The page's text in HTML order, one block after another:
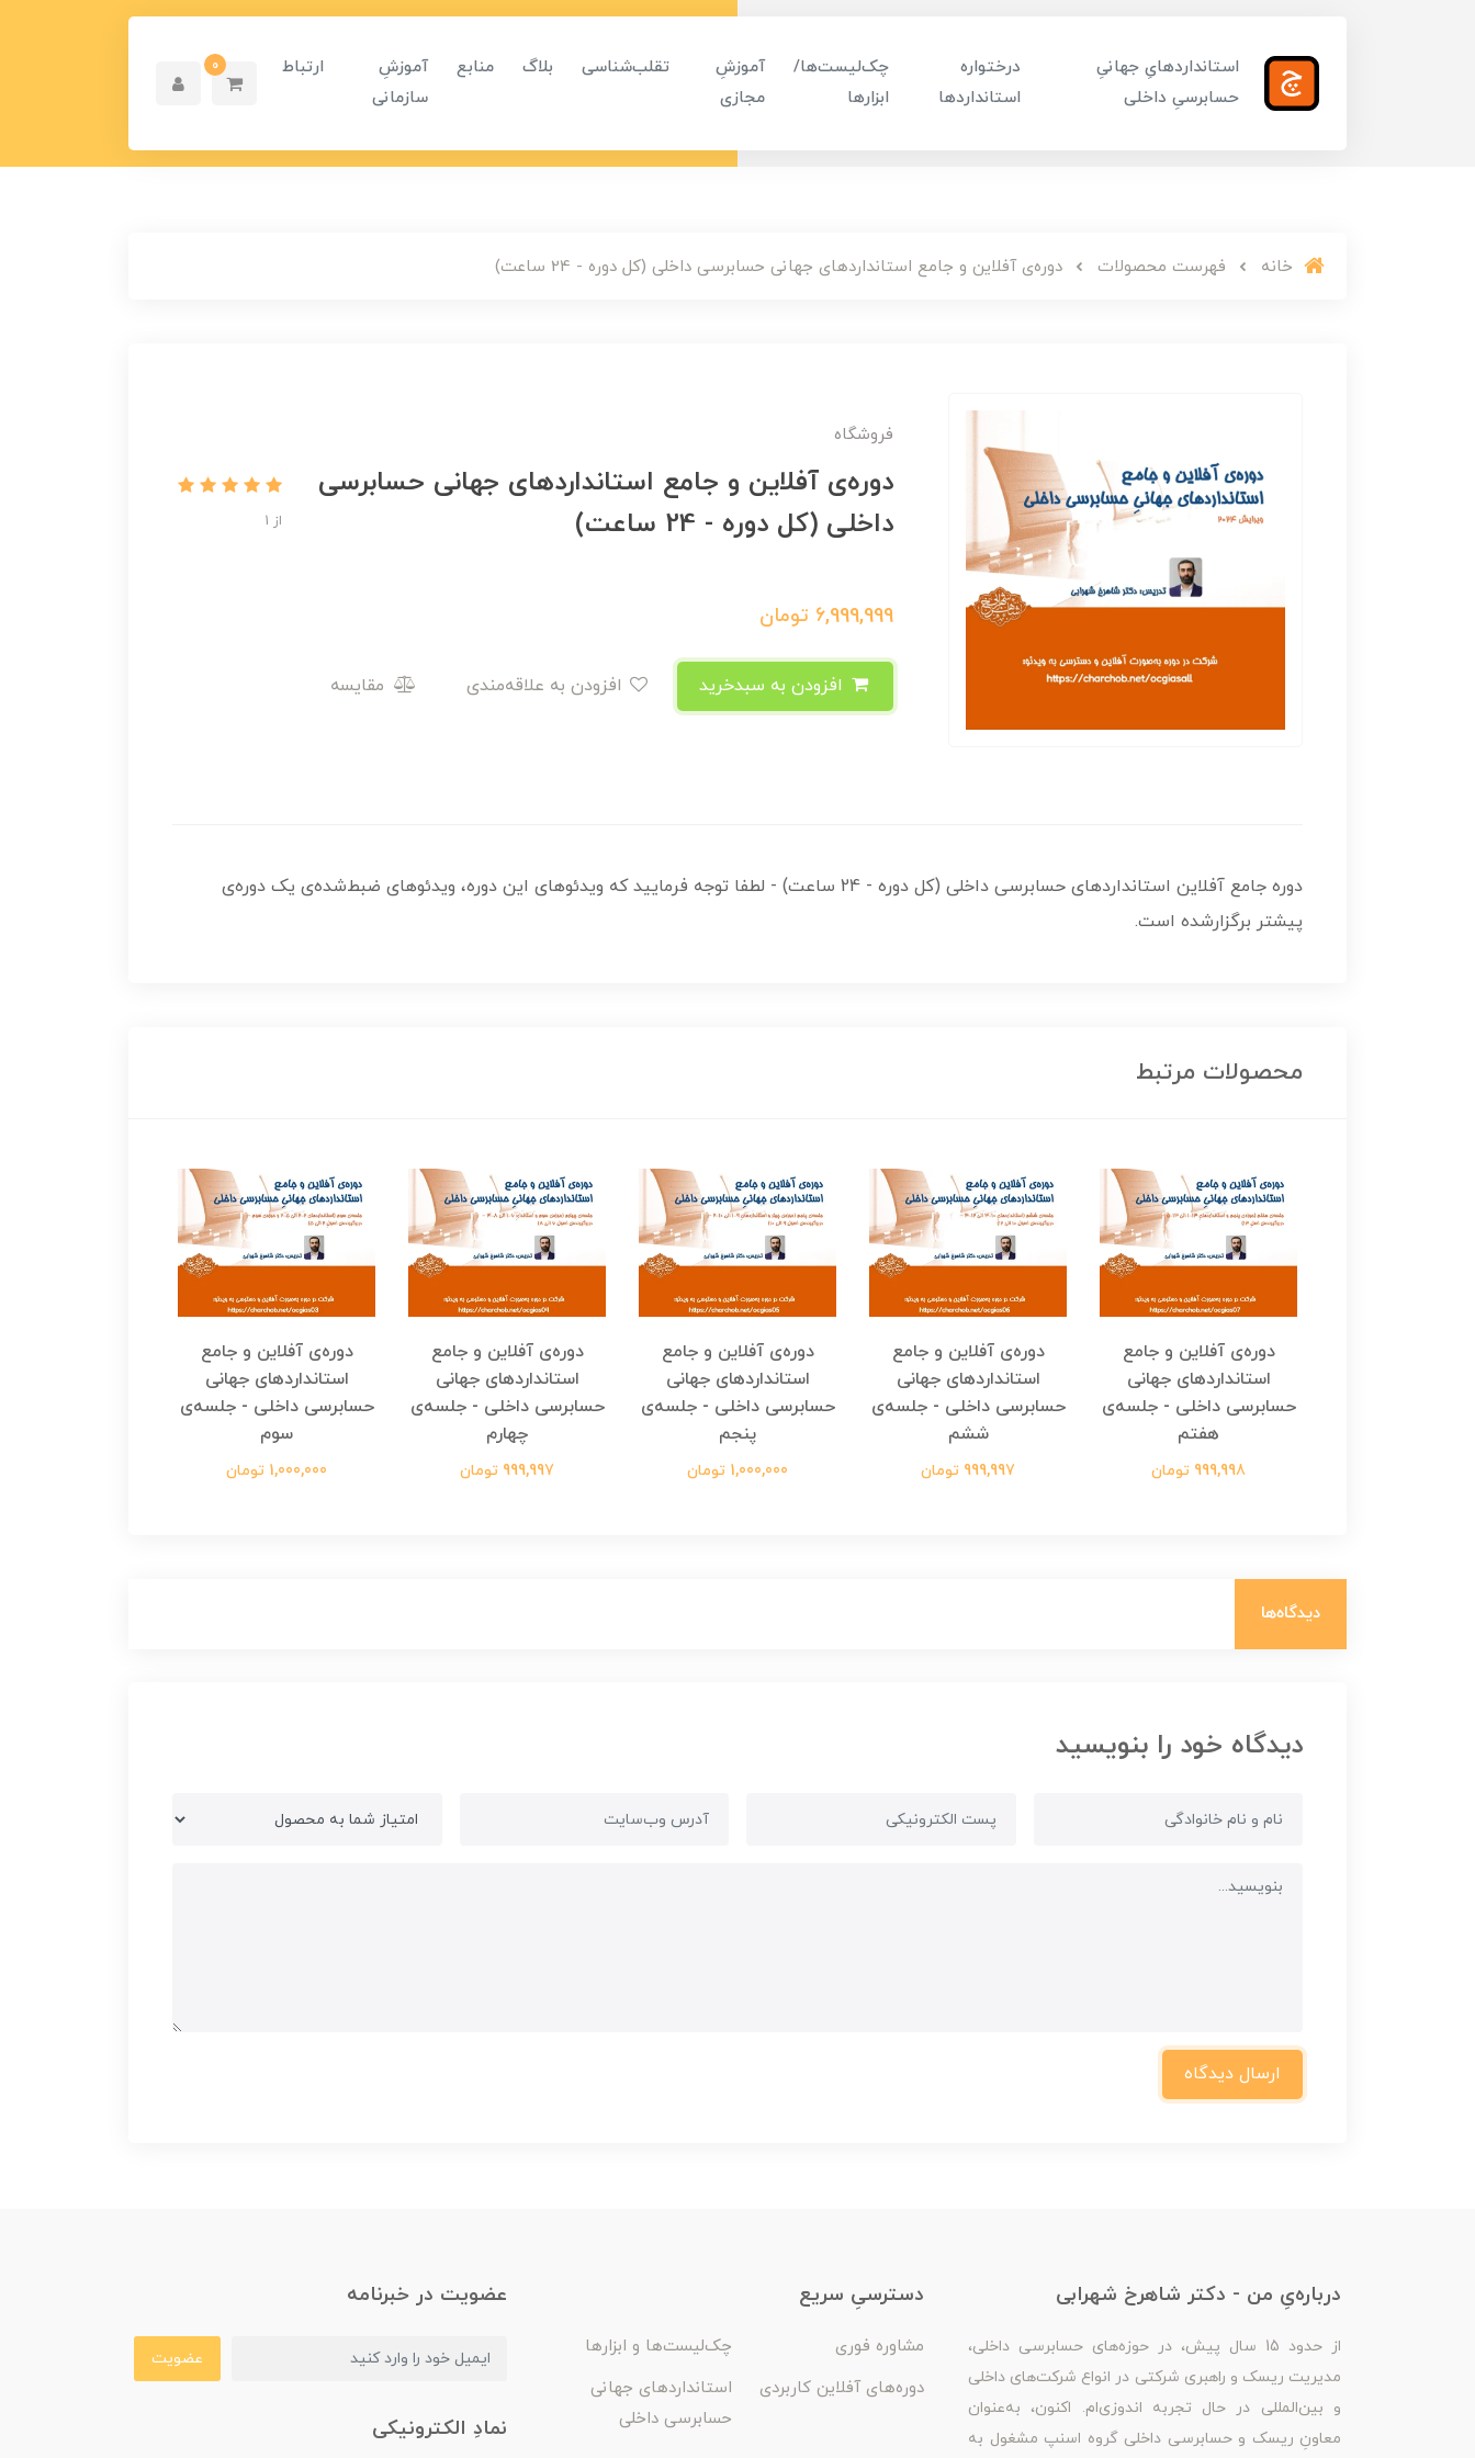
استانداردهایِ جهانیِ
حسابرسیِ داخلی
درختواره
استانداردها
چک‌لیست‌ها/
ابزارها
آموزشِ
مجازی
تقلب‌شناسی بلاگ منابع
آموزشِ
سازمانی
ارتباط 0
خانه فهرست محصولات دوره‌ی آفلاین و جامع استانداردهای جهانی حسابرسی داخلی (کل دوره - 24 ساعت)
فروشگاه
دوره‌ی آفلاین و جامع استانداردهای جهانی حسابرسی
داخلی (کل دوره - 24 ساعت)
از 1
6,999,999 تومان
مقایسه
دوره جامع آفلاین استانداردهای حسابرسی داخلی (کل دوره - 24 ساعت) - لطفا توجه فرمایید که ویدئوهای این دوره، ویدئوهای ضبط‌شده‌ی یک دوره‌ی
پیشتر برگزارشده است.
محصولات مرتبط
دوره‌ی آفلاین و جامع
استانداردهای جهانی
حسابرسی داخلی - جلسه‌ی
هفتم
999,998 تومان
دوره‌ی آفلاین و جامع
استانداردهای جهانی
حسابرسی داخلی - جلسه‌ی
ششم
999,997 تومان
دوره‌ی آفلاین و جامع
استانداردهای جهانی
حسابرسی داخلی - جلسه‌ی
پنجم
1,000,000 تومان
دوره‌ی آفلاین و جامع
استانداردهای جهانی
حسابرسی داخلی - جلسه‌ی
چهارم
999,997 تومان
دوره‌ی آفلاین و جامع
استانداردهای جهانی
حسابرسی داخلی - جلسه‌ی
سوم
1,000,000 تومان
دیدگاه‌ها
دیدگاه خود را بنویسید
ارسال دیدگاه
درباره‌یِ من - دکتر شاهرخ شهرابی
از حدود 15 سال پیش، در حوزه‌های حسابرسی داخلی،
مدیریت ریسک و راهبری شرکتی در انواع شرکت‌های داخلی
و بین‌المللی در حال تجربه اندوزی‌ام. اکنون، به‌عنوان
معاونِ ریسک و حسابرسی داخلی گروه اسنپ مشغول به
دسترسیِ سریع
مشاوره فوری
چک‌لیست‌ها و ابزارها
دوره‌های آفلاین کاربردی
استانداردهای جهانی
حسابرسی داخلی
عضویت در خبرنامه
عضویت
نمادِ الکترونیکی